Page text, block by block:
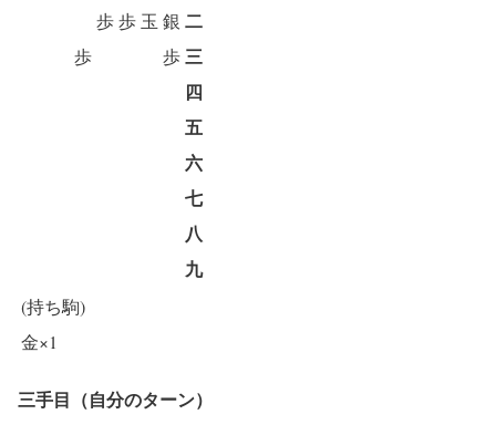
歩歩 玉 銀 二
歩 歩三
四
五
六
七
八
九
(持ち駒)
金×1
三手目（自分のターン）